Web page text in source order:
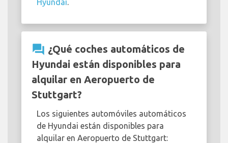
question_answer ¿Qué coches automáticos de
Hyundai están disponibles para
alquilar en Aeropuerto de
Stuttgart?
Los siguientes automóviles automáticos
de Hyundai están disponibles para
alquilar en Aeropuerto de Stuttgart: